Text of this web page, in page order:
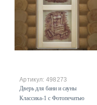
498273
Дверь для бани и сауны
Классика-1 с Фотопечатью